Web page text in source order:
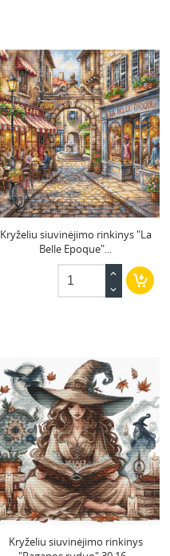
Kryželiu siuvinėjimo rinkinys "La
Belle Epoque"...
Kryželiu siuvinėjimo rinkinys